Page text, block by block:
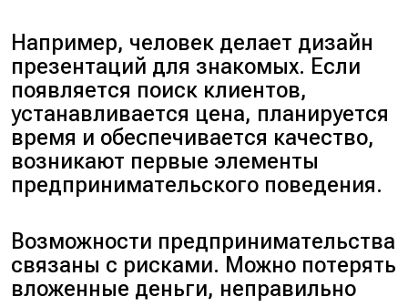
Например, человек делает дизайн
презентаций для знакомых. Если
появляется поиск клиентов,
устанавливается цена, планируется
время и обеспечивается качество,
возникают первые элементы
предпринимательского поведения.
Возможности предпринимательства
связаны с рисками. Можно потерять
вложенные деньги, неправильно